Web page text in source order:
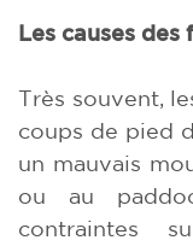
Les causes des
Très souvent,
coups de pied
un mauvais
ou au
contraintes